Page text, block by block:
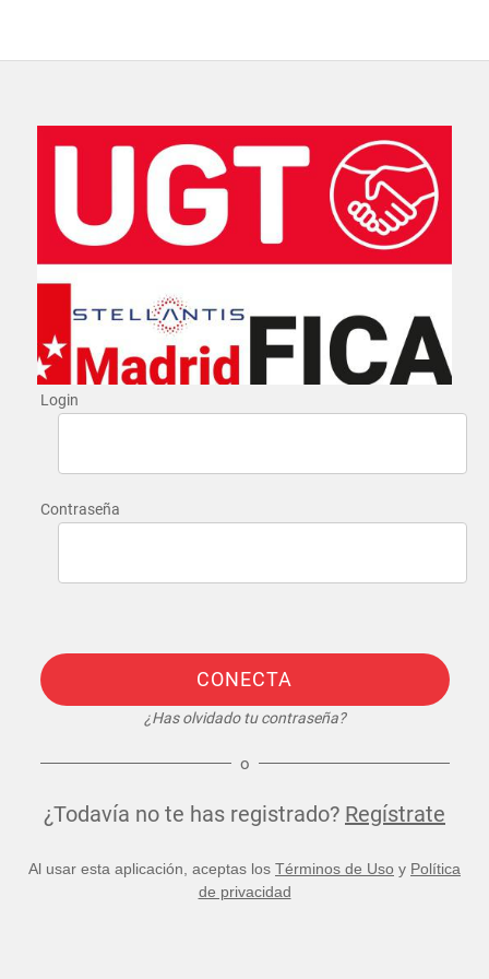
Login
Contraseña
CONECTA
¿Has olvidado tu contraseña?
o
¿Todavía no te has registrado? Regístrate
Al usar esta aplicación, aceptas los Términos de Uso y Política
de privacidad